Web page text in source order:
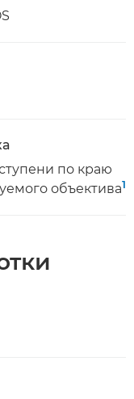
по краю
объектива1